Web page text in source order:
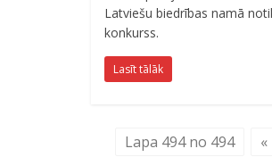
Latviešu biedrības namā
konkurss.
Lasīt tālāk
Lapa 494 no 494